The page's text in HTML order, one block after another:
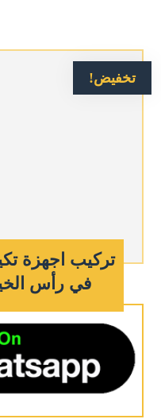
تخفيض!
تركيب اجهزة
في رأس الخيمة :